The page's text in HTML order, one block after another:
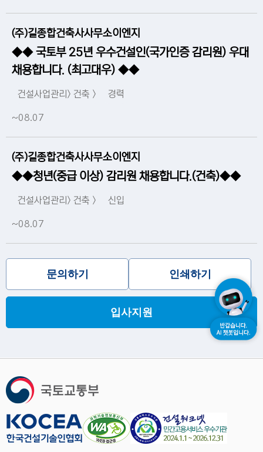
(주)길종합건축사사무소이엔지
◆◆ 국토부 25년 우수건설인(국가인증 감리원) 우대
채용합니다. (최고대우) ◆◆
건설사업관리> 건축 > 경력
~08.07
(주)길종합건축사사무소이엔지
◆◆청년(중급 이상) 감리원 채용합니다.(건축)◆◆
건설사업관리> 건축 > 신입
~08.07
입사지원
문의하기 인쇄하기